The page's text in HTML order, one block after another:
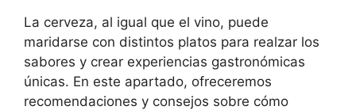
La cerveza, al igual que el vino, puede
maridarse con distintos platos para realzar los
sabores y crear experiencias gastronómicas
únicas. En este apartado, ofreceremos
recomendaciones y consejos sobre cómo